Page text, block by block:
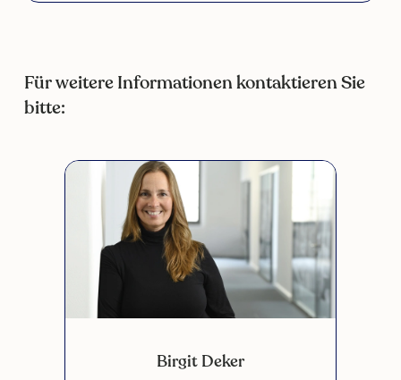
Für weitere Informationen kontaktieren Sie
bitte:
Birgit Deker